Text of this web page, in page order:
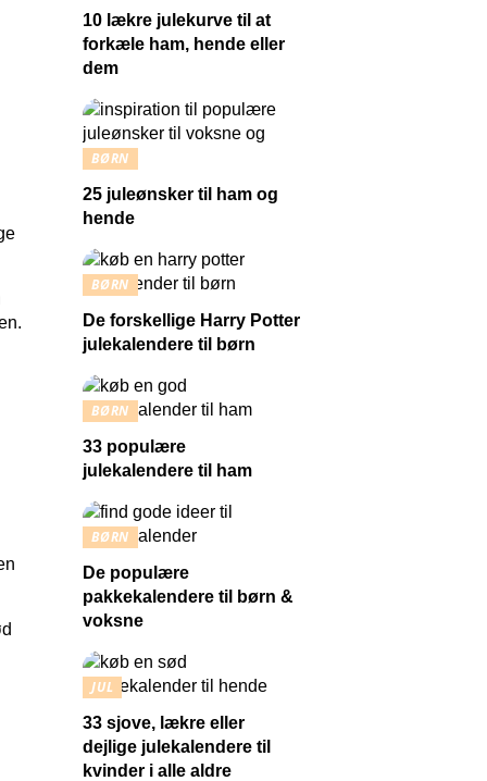
10 lækre julekurve til at
forkæle ham, hende eller
dem
BØRN
25 juleønsker til ham og
hende
BØRN
De forskellige Harry Potter
julekalendere til børn
BØRN
33 populære
julekalendere til ham
BØRN
De populære
pakkekalendere til børn &
voksne
JUL
33 sjove, lækre eller
dejlige julekalendere til
kvinder i alle aldre